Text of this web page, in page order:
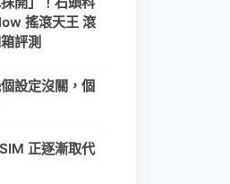
搖滾天王 滾
評測
設定沒關，個
正逐漸取代